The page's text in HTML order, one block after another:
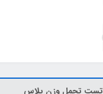
تست تحمل وزن پلاس